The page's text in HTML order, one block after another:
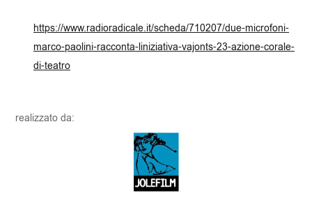
https://www.radioradicale.it/scheda/710207/due-microfoni-
marco-paolini-racconta-liniziativa-vajonts-23-azione-corale-
di-teatro
realizzato da: